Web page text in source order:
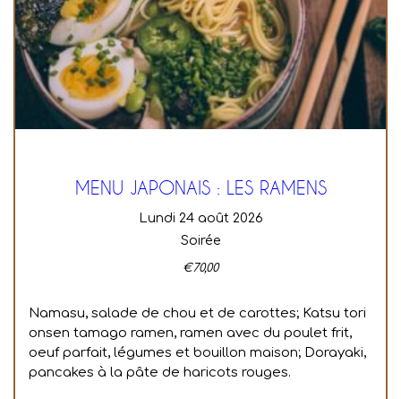
MENU JAPONAIS : LES RAMENS
lundi 24 août 2026
Soirée
€70,00
Namasu, salade de chou et de carottes; Katsu tori
onsen tamago ramen, ramen avec du poulet frit,
oeuf parfait, légumes et bouillon maison; Dorayaki,
pancakes à la pâte de haricots rouges.